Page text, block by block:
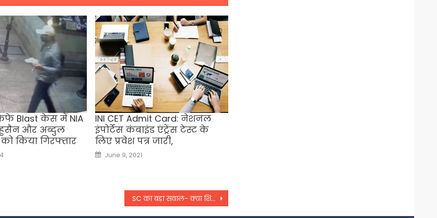
Blast केस में NIA
और अब्दुल
किया गिरफ्तार
INI CET Admit Card: नेशनल
इंपोर्टेंस कंबाइंड एंट्रेंस टेस्ट के
लिए प्रवेश पत्र जारी,
Posted
on
June 9, 2021
SC का बड़ा सवाल- क्या शिक्षा, पेयजल और बिजली को ‘मुफ्त की रेवड़ी’ कहा जा सकता है?